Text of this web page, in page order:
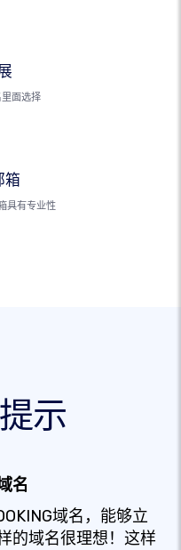
面选择
箱
具有专业性
示
名
域名，能够立
的域名很理想！这样